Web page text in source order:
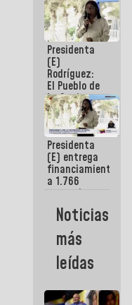
rehabilitación
de Escuela
Militar de
Mamo en La
Guaira
Presidenta
(E)
Rodríguez:
El Pueblo de
La Guaira
siempre
estará
acompañada
por el
Gobierno
Nacional
Presidenta
(E) entrega
financiamientos
a 1.766
comerciantes
emprendedores
afectados
por
terremotos
Noticias
más
leídas